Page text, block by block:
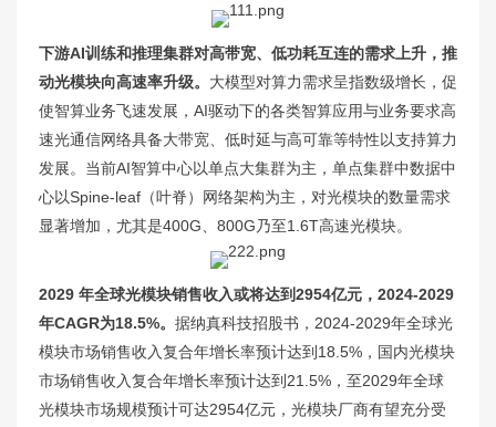
下游AI训练和推理集群对高带宽、低功耗互连的需求上升，推
动光模块向高速率升级。 大模型对算力需求呈指数级增长，促
使智算业务飞速发展，AI驱动下的各类智算应用与业务要求高
速光通信网络具备大带宽、低时延与高可靠等特性以支持算力
发展。当前AI智算中心以单点大集群为主，单点集群中数据中
心以Spine-leaf（叶脊）网络架构为主，对光模块的数量需求
显著增加，尤其是400G、800G乃至1.6T高速光模块。
2029 年全球光模块销售收入或将达到2954亿元，2024-2029
年CAGR为18.5%。 据纳真科技招股书，2024-2029年全球光
模块市场销售收入复合年增长率预计达到18.5%，国内光模块
市场销售收入复合年增长率预计达到21.5%，至2029年全球
光模块市场规模预计可达2954亿元，光模块厂商有望充分受